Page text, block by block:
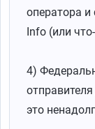
оператора и
Info (или
4)
это